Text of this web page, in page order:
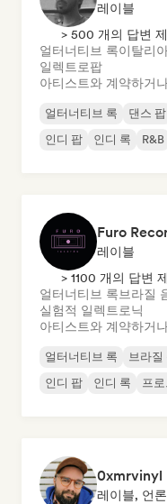
레이블
> 500 개의 답변
얼터너티브 록이탈리
일렉트로팝
아티스트와 계약하거
얼터너티브 록 댄스 팝
인디 팝
인디 록 R&B
Furo
레이블
> 1100 개의 답변
얼터너티브 록브라질
실험적 일렉트로닉
아티스트와 계약하거
얼터너티브 록 브라질
인디 팝
인디 록 프
0xmrvinyl
레이블, 언